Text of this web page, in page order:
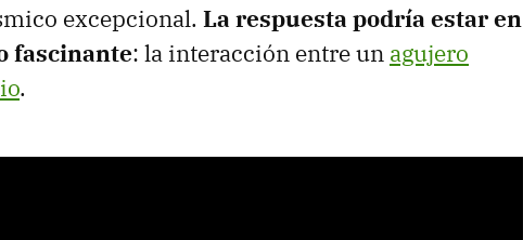
excepcional. La respuesta podría estar en
fascinante: la interacción entre un agujero
.